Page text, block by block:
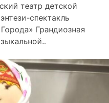
театр детской
спектакль
Грандиозная